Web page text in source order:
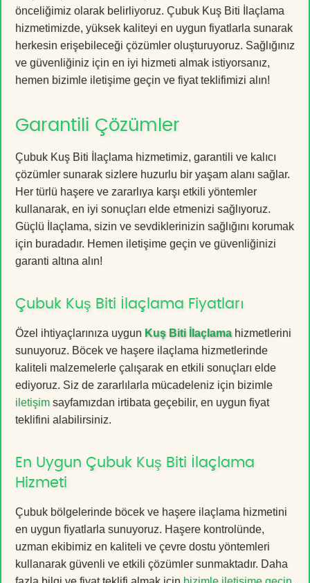
önceliğimiz olarak belirliyoruz. Çubuk Kuş Biti İlaçlama
hizmetimizde, yüksek kaliteyi en uygun fiyatlarla sunarak
herkesin erişebileceği çözümler oluşturuyoruz. Sağlığınız
ve güvenliğiniz için en iyi hizmeti almak istiyorsanız,
hemen bizimle iletişime geçin ve fiyat teklifimizi alın!
Garantili Çözümler
Çubuk Kuş Biti İlaçlama hizmetimiz, garantili ve kalıcı
çözümler sunarak sizlere huzurlu bir yaşam alanı sağlar.
Her türlü haşere ve zararlıya karşı etkili yöntemler
kullanarak, en iyi sonuçları elde etmenizi sağlıyoruz.
Güçlü İlaçlama, sizin ve sevdiklerinizin sağlığını korumak
için buradadır. Hemen iletişime geçin ve güvenliğinizi
garanti altına alın!
Çubuk Kuş Biti İlaçlama Fiyatları
Özel ihtiyaçlarınıza uygun Kuş Biti İlaçlamahizmetlerini
sunuyoruz. Böcek ve haşere ilaçlama hizmetlerinde
kaliteli malzemelerle çalışarak en etkili sonuçları elde
ediyoruz. Siz de zararlılarla mücadeleniz için bizimle
iletişim sayfamızdan irtibata geçebilir, en uygun fiyat
teklifini alabilirsiniz.
En Uygun Çubuk Kuş Biti İlaçlama
Hizmeti
Çubuk bölgelerinde böcek ve haşere ilaçlama hizmetini
en uygun fiyatlarla sunuyoruz. Haşere kontrolünde,
uzman ekibimiz en kaliteli ve çevre dostu yöntemleri
kullanarak güvenli ve etkili çözümler sunmaktadır. Daha